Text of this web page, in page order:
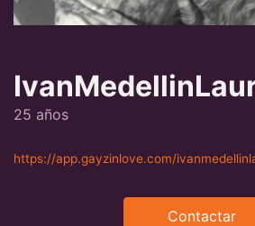
25 años
https://app.gayzinlove.com/
Contactar